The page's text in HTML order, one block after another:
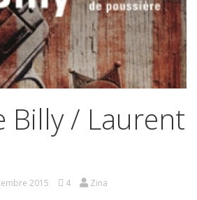
Billy / Laurent
2015 4 Zina